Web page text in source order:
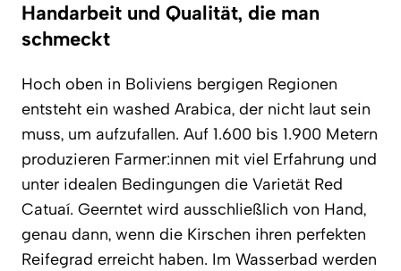
Handarbeit und Qualität, die man
schmeckt
Hoch oben in Boliviens bergigen Regionen
entsteht ein washed Arabica, der nicht laut sein
muss, um aufzufallen. Auf 1.600 bis 1.900 Metern
produzieren Farmer:innen mit viel Erfahrung und
unter idealen Bedingungen die Varietät Red
Catuaí. Geerntet wird ausschließlich von Hand,
genau dann, wenn die Kirschen ihren perfekten
Reifegrad erreicht haben. Im Wasserbad werden